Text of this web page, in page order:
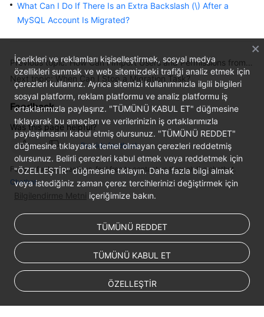
Reference
FAQs
Troubleshooting
Videos
More
Documents
General
Reference
Shared
Level
What Can I Do If There Is an Extra Backslash (\) After a
MySQL Account Is Migrated?
Next topic: When Can I Stop a Migration Task?
Feedback
Was this page helpful?
Provide feedback
For any further questions, feel free to contact us through the chatbot.
Chatbot
İçerikleri ve reklamları kişiselleştirmek, sosyal medya
özellikleri sunmak ve web sitemizdeki trafiği analiz etmek için
çerezleri kullanırız. Ayrıca sitemizi kullanımınızla ilgili bilgileri
sosyal platform, reklam platformu ve analiz platformu iş
ortaklarımızla paylaşırız. "TÜMÜNÜ KABUL ET" düğmesine
tıklayarak bu amaçları ve verilerinizin iş ortaklarımızla
paylaşılmasını kabul etmiş olursunuz. "TÜMÜNÜ REDDET"
düğmesine tıklayarak temel olmayan çerezleri reddetmiş
olursunuz. Belirli çerezleri kabul etmek veya reddetmek için
"ÖZELLEŞTİR" düğmesine tıklayın. Daha fazla bilgi almak
veya istediğiniz zaman çerez tercihlerinizi değiştirmek için
Bilgilendirme Metni içeriğimize bakın.
TÜMÜNÜ REDDET
TÜMÜNÜ KABUL ET
ÖZELLEŞTİR